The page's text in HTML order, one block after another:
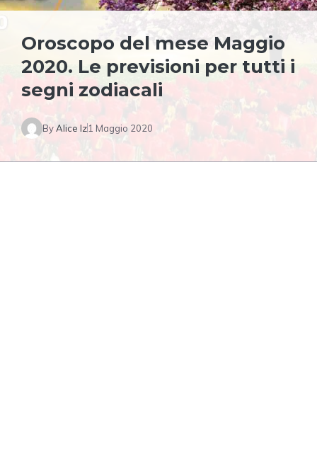
Oroscopo del mese Maggio
2020. Le previsioni per tutti i
segni zodiacali
ByAlice Iz1 Maggio 2020